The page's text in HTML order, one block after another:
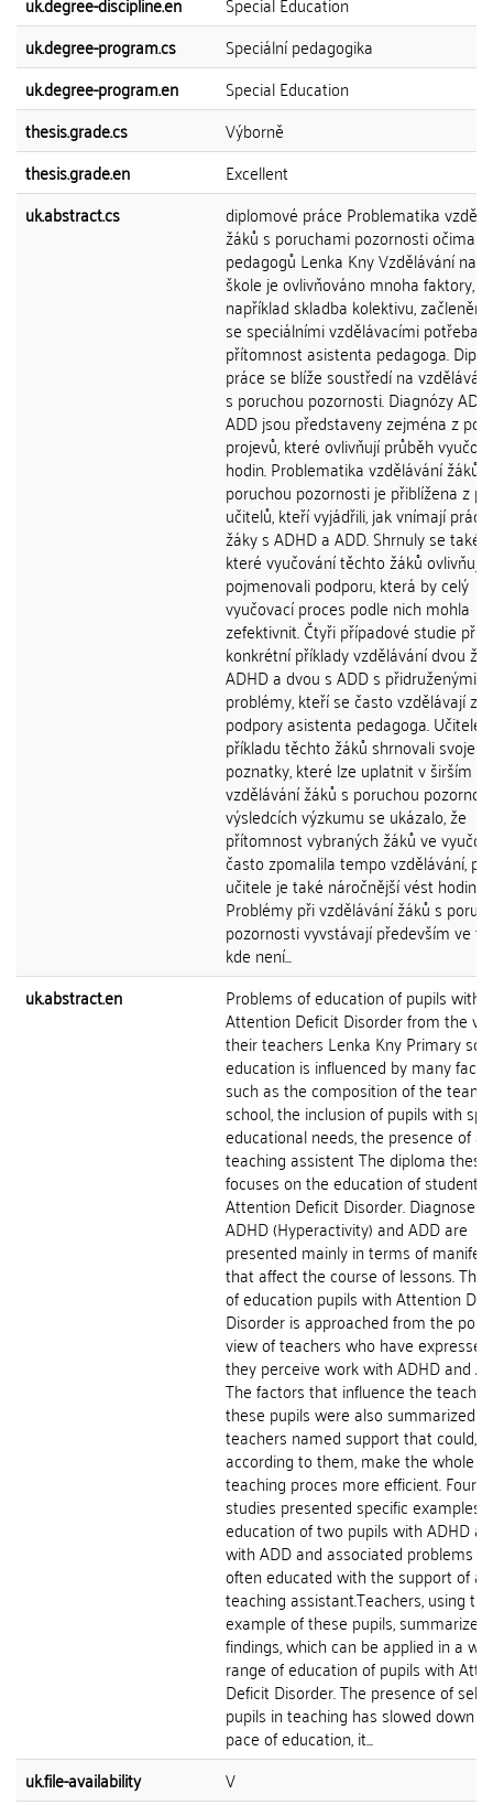
uk.degree-program.cs
Speciální pedagogika
uk.degree-program.en
Special Education
thesis.grade.cs
Výborně
thesis.grade.en
Excellent
uk.abstract.cs
diplomové práce Problematika
žáků s poruchami pozornosti očima
pedagogů Lenka Kny Vzdělávání na
škole je ovlivňováno mnoha faktory,
například skladba kolektivu, začlenění
se speciálními vzdělávacími
přítomnost asistenta pedagoga.
práce se blíže soustředí na
s poruchou pozornosti. Diagnózy
ADD jsou představeny zejména z
projevů, které ovlivňují průběh
hodin. Problematika vzdělávání žáků s
poruchou pozornosti je přiblížena z
učitelů, kteří vyjádřili, jak vnímají práci
žáky s ADHD a ADD. Shrnuly se také
které vyučování těchto žáků ovlivňují,
pojmenovali podporu, která by celý
vyučovací proces podle nich mohla
zefektivnit. Čtyři případové studie
konkrétní příklady vzdělávání dvou
ADHD a dvou s ADD s přidruženými
problémy, kteří se často vzdělávají za
podpory asistenta pedagoga. Učitelé
příkladu těchto žáků shrnovali svoje
poznatky, které lze uplatnit v širším
vzdělávání žáků s poruchou
výsledcích výzkumu se ukázalo, že
přítomnost vybraných žáků ve
často zpomalila tempo vzdělávání, pro
učitele je také náročnější vést hodinu.
Problémy při vzdělávání žáků s
pozornosti vyvstávají především ve
kde není...
uk.abstract.en
Problems of education of pupils with
Attention Deficit Disorder from the
their teachers Lenka Kny Primary
education is influenced by many
such as the composition of the team
school, the inclusion of pupils with
educational needs, the presence of a
teaching assistent The diploma thesis
focuses on the education of
Attention Deficit Disorder. Diagnoses
ADHD (Hyperactivity) and ADD are
presented mainly in terms of
that affect the course of lessons. The
of education pupils with Attention
Disorder is approached from the
view of teachers who have
they perceive work with ADHD and
The factors that influence the
these pupils were also summarized
teachers named support that could,
according to them, make the whole
teaching proces more efficient. Four
studies presented specific examples
education of two pupils with ADHD
with ADD and associated problems
often educated with the support of a
teaching assistant.Teachers, using the
example of these pupils,
findings, which can be applied in a
range of education of pupils with
Deficit Disorder. The presence of
pupils in teaching has slowed down
pace of education, it...
uk.file-availability
V